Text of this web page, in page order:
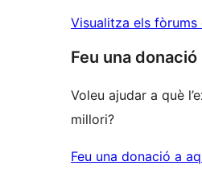
Visualitza els
Feu una donació
Voleu ajudar a què
millori?
Feu una donació a